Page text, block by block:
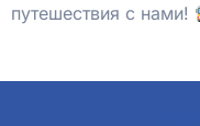
путешествия с нами!